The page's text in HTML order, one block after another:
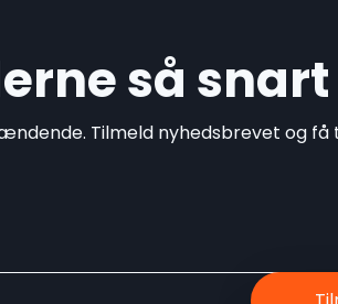
så
Tilmeld nyhedsbrevet og få